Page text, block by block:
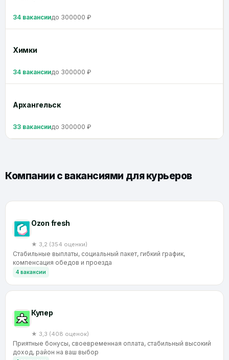
34 вакансиидо 300000 ₽
Химки
34 вакансиидо 300000 ₽
Архангельск
33 вакансиидо 300000 ₽
Компании с вакансиями для курьеров
Ozon fresh
★ 3,2 (354 оценки)
Стабильные выплаты, социальный пакет, гибкий график,
компенсация обедов и проезда
4 вакансии
Купер
★ 3,3 (408 оценок)
Приятные бонусы, своевременная оплата, стабильный высокий
доход, район на ваш выбор